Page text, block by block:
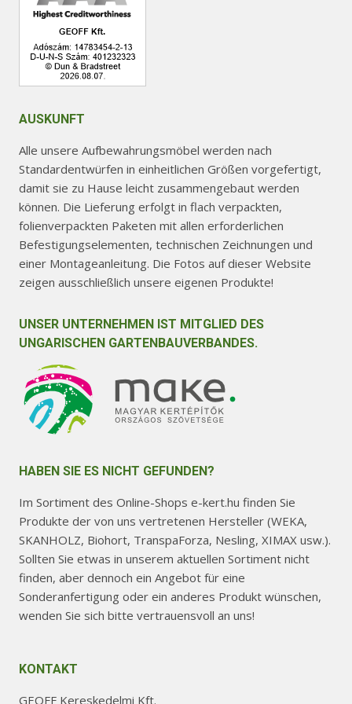
werden
AUSKUNFT
Alle unsere Aufbewahrungsmöbel werden nach
Standardentwürfen in einheitlichen Größen vorgefertigt,
damit sie zu Hause leicht zusammengebaut werden
können. Die Lieferung erfolgt in flach verpackten,
folienverpackten Paketen mit allen erforderlichen
Befestigungselementen, technischen Zeichnungen und
einer Montageanleitung. Die Fotos auf dieser Website
zeigen ausschließlich unsere eigenen Produkte!
UNSER UNTERNEHMEN IST MITGLIED DES
UNGARISCHEN GARTENBAUVERBANDES.
HABEN SIE ES NICHT GEFUNDEN?
Im Sortiment des Online-Shops e-kert.hu finden Sie
Produkte der von uns vertretenen Hersteller (WEKA,
SKANHOLZ, Biohort, TranspaForza, Nesling, XIMAX usw.).
Sollten Sie etwas in unserem aktuellen Sortiment nicht
finden, aber dennoch ein Angebot für eine
Sonderanfertigung oder ein anderes Produkt wünschen,
wenden Sie sich bitte vertrauensvoll an uns!
KONTAKT
GEOFF Kereskedelmi Kft.